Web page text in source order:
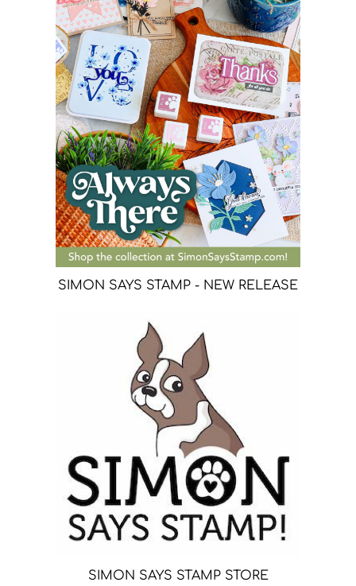
SIMON SAYS STAMP - NEW RELEASE
SIMON SAYS STAMP STORE